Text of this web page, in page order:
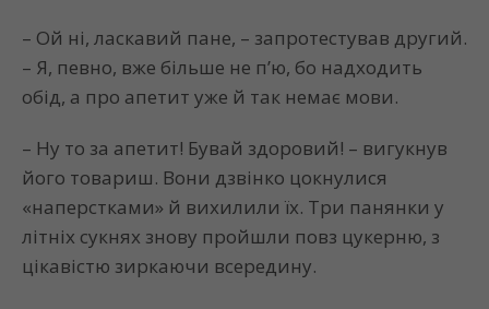
– Ой ні, ласкавий пане, – запротестував другий.
– Я, певно, вже більше не п’ю, бо надходить
обід, а про апетит уже й так немає мови.
– Ну то за апетит! Бувай здоровий! – вигукнув
його товариш. Вони дзвінко цокнулися
«наперстками» й вихилили їх. Три панянки у
літніх сукнях знову пройшли повз цукерню, з
цікавістю зиркаючи всередину.